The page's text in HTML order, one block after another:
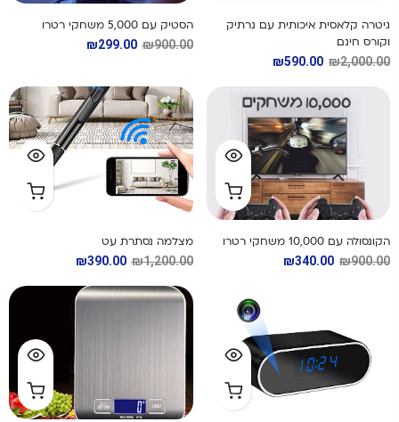
גיטרה קלאסית איכותית עם נרתיק
וקורס חינם
₪2,000.00
₪590.00
הסטיק עם 5,000 משחקי רטרו
₪900.00
₪299.00
הקונסולה עם 10,000 משחקי רטרו
₪900.00
₪340.00
מצלמה נסתרת עט
₪1,200.00
₪390.00